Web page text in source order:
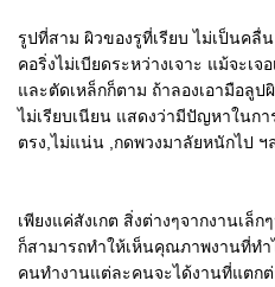
รูปที่สาม ผิวของรูที่เรียบ ไม่เป็นคลื่
คอริ่งไม่เบียดระหว่างเจาะ แม้จะเจ
และตัดเหล็กก็ตาม ถ้าลองเอามือลู
ไม่เรียบเนียน แสดงว่ามีปัญหาในกา
ตรง,ไม่แน่น ,กดพวงมาลัยหนักไป ฯ
เพียงแค่สังเกต สิ่งต่างๆจากงานเล็ก
ก็สามารถทำให้เห็นคุณภาพงานที่ท
คนทำงานแต่ละคนจะได้งานที่แตก